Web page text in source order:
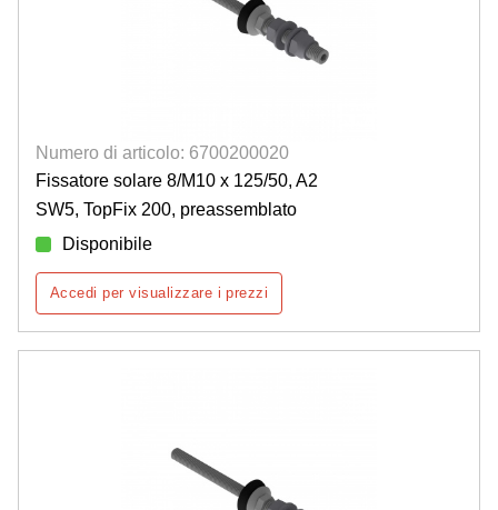
Numero di articolo: 6700200020
Fissatore solare 8/M10 x 125/50, A2
SW5, TopFix 200, preassemblato
Disponibile
Accedi per visualizzare i prezzi